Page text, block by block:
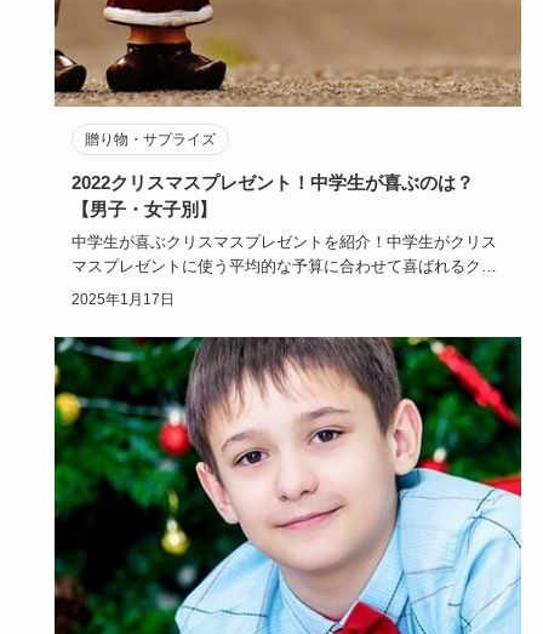
贈り物・サプライズ
2022クリスマスプレゼント！中学生が喜ぶのは？
【男子・女子別】
中学生が喜ぶクリスマスプレゼントを紹介！中学生がクリス
マスプレゼントに使う平均的な予算に合わせて喜ばれるクリ
スマスプレゼン…
2025年1月17日